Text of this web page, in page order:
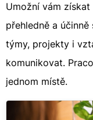
Umožní vám
přehledně a
týmy, projekty i
komunikovat.
jednom místě.